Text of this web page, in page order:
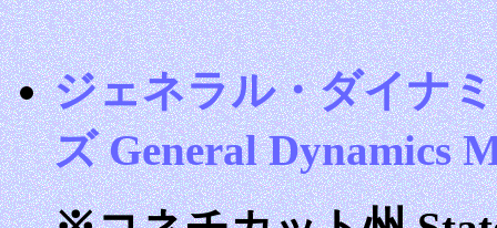
ジェネラル・ダイナ
ズ General Dynamics